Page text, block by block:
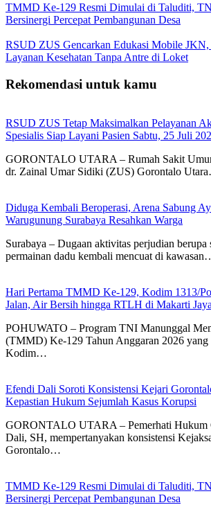
TMMD Ke-129 Resmi Dimulai di Taluditi,
Bersinergi Percepat Pembangunan Desa
RSUD ZUS Gencarkan Edukasi Mobile JKN,
Layanan Kesehatan Tanpa Antre di Loket
Rekomendasi untuk kamu
RSUD ZUS Tetap Maksimalkan Pelayanan
Spesialis Siap Layani Pasien Sabtu, 25 Juli
GORONTALO UTARA – Rumah Sakit
dr. Zainal Umar Sidiki (ZUS) Gorontalo
Diduga Kembali Beroperasi, Arena Sabung
Warugunung Surabaya Resahkan Warga
Surabaya – Dugaan aktivitas perjudian berupa
permainan dadu kembali mencuat di
Hari Pertama TMMD Ke-129, Kodim 1313/
Jalan, Air Bersih hingga RTLH di Makarti Jaya
POHUWATO – Program TNI Manunggal
(TMMD) Ke-129 Tahun Anggaran 2026 yang
Kodim…
Efendi Dali Soroti Konsistensi Kejari
Kepastian Hukum Sejumlah Kasus Korupsi
GORONTALO UTARA – Pemerhati Hukum
Dali, SH, mempertanyakan konsistensi
Gorontalo…
TMMD Ke-129 Resmi Dimulai di Taluditi,
Bersinergi Percepat Pembangunan Desa